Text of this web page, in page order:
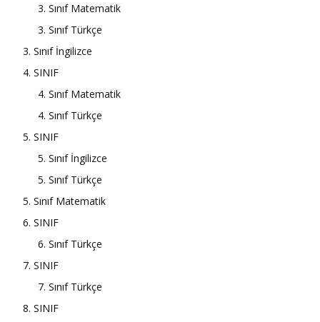
3. Sınıf Matematik
3. Sınıf Türkçe
3. Sınıf İngilizce
4. SINIF
4. Sınıf Matematik
4. Sınıf Türkçe
5. SINIF
5. Sınıf İngilizce
5. Sınıf Türkçe
5. Sınıf Matematik
6. SINIF
6. Sınıf Türkçe
7. SINIF
7. Sınıf Türkçe
8. SINIF